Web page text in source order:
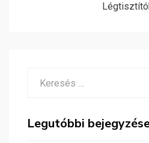
Legutóbbi